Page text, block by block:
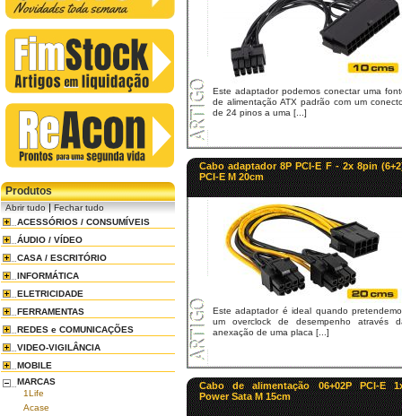
Produtos
Abrir tudo|Fechar tudo
ACESSÓRIOS / CONSUMÍVEIS
ÁUDIO / VÍDEO
CASA / ESCRITÓRIO
INFORMÁTICA
ELETRICIDADE
FERRAMENTAS
REDES e COMUNICAÇÕES
VIDEO-VIGILÂNCIA
MOBILE
MARCAS
1Life
Acase
Este adaptador podemos conectar uma
de alimentação ATX padrão com um
de 24 pinos a uma [...]
Cabo adaptador 8P PCI-E F - 2x 8pin
PCI-E M 20cm
Este adaptador é ideal quando
um overclock de desempenho através
anexação de uma placa [...]
Cabo de alimentação 06+02P PCI-E
Power Sata M 15cm